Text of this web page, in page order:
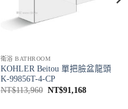
衛浴 BATHROOM
KOHLER Beitou 單把臉盆龍頭
K-99856T-4-CP
NT$113,960 原
NT$91,168目